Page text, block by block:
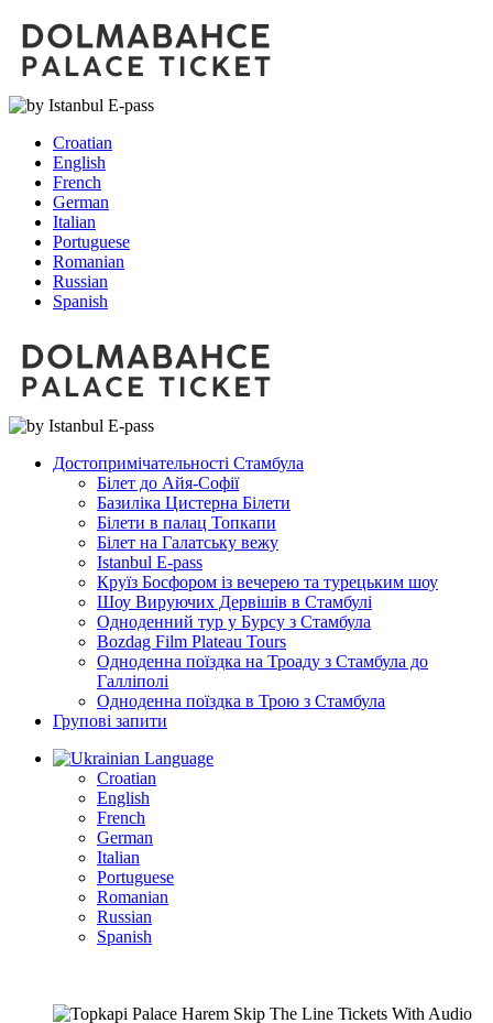
Croatian
English
French
German
Italian
Portuguese
Romanian
Russian
Spanish
Достопримічательності Стамбула
Білет до Айя-Софії
Базиліка Цистерна Білети
Білети в палац Топкапи
Білет на Галатську вежу
Istanbul E-pass
Круїз Босфором із вечерею та турецьким шоу
Шоу Вируючих Дервішів в Стамбулі
Одноденний тур у Бурсу з Стамбула
Bozdag Film Plateau Tours
Одноденна поїздка на Троаду з Стамбула до
Галліполі
Одноденна поїздка в Трою з Стамбула
Групові запити
Language
Croatian
English
French
German
Italian
Portuguese
Romanian
Russian
Spanish